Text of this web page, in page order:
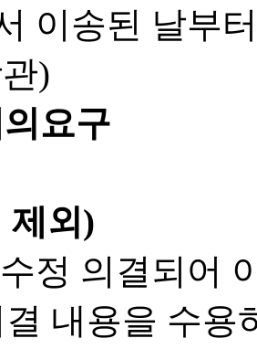
이송된 날부
)
요구
제외)
정 의결되어
내용을 수용